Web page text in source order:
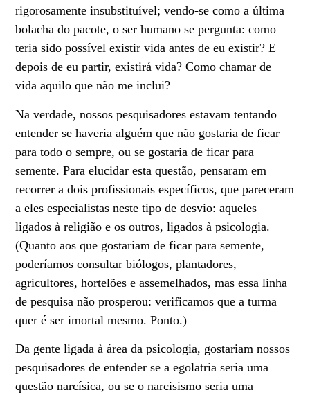
rigorosamente insubstituível; vendo-se como a última
bolacha do pacote, o ser humano se pergunta: como
teria sido possível existir vida antes de eu existir? E
depois de eu partir, existirá vida? Como chamar de
vida aquilo que não me inclui?
Na verdade, nossos pesquisadores estavam tentando
entender se haveria alguém que não gostaria de ficar
para todo o sempre, ou se gostaria de ficar para
semente. Para elucidar esta questão, pensaram em
recorrer a dois profissionais específicos, que pareceram
a eles especialistas neste tipo de desvio: aqueles
ligados à religião e os outros, ligados à psicologia.
(Quanto aos que gostariam de ficar para semente,
poderíamos consultar biólogos, plantadores,
agricultores, hortelões e assemelhados, mas essa linha
de pesquisa não prosperou: verificamos que a turma
quer é ser imortal mesmo. Ponto.)
Da gente ligada à área da psicologia, gostariam nossos
pesquisadores de entender se a egolatria seria uma
questão narcísica, ou se o narcisismo seria uma